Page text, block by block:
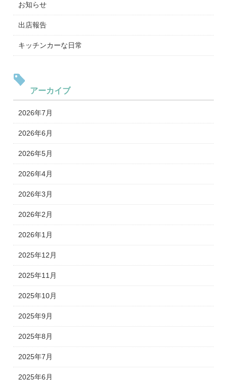
お知らせ
出店報告
キッチンカーな日常
アーカイブ
2026年7月
2026年6月
2026年5月
2026年4月
2026年3月
2026年2月
2026年1月
2025年12月
2025年11月
2025年10月
2025年9月
2025年8月
2025年7月
2025年6月